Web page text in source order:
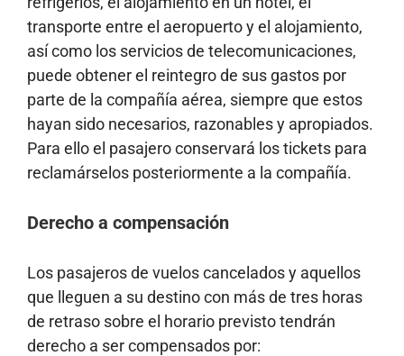
transporte entre el aeropuerto y el alojamiento,
así como los servicios de telecomunicaciones,
puede obtener el reintegro de sus gastos por
parte de la compañía aérea, siempre que estos
hayan sido necesarios, razonables y apropiados.
Para ello el pasajero conservará los tickets para
reclamárselos posteriormente a la compañía.
Derecho a compensación
Los pasajeros de vuelos cancelados y aquellos
que lleguen a su destino con más de tres horas
de retraso sobre el horario previsto tendrán
derecho a ser compensados por: